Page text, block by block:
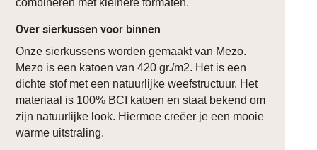
Over sierkussen voor binnen
Onze sierkussens worden gemaakt van Mezo.
Mezo is een katoen van 420 gr./m2. Het is een
dichte stof met een natuurlijke weefstructuur. Het
materiaal is 100% BCI katoen en staat bekend om
zijn natuurlijke look. Hiermee creëer je een mooie
warme uitstraling.